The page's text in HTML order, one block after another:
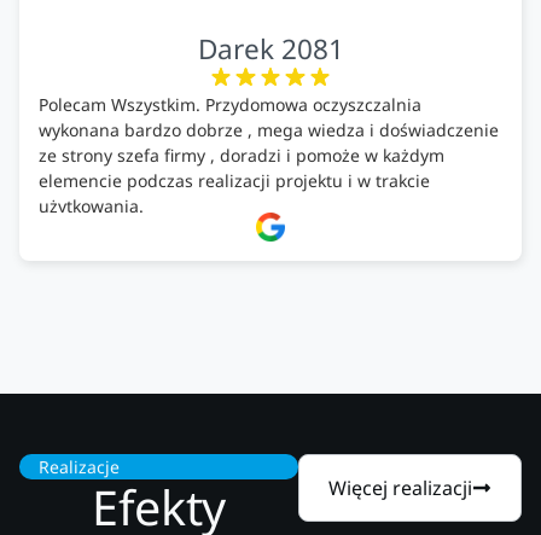
Darek 2081
Polecam Wszystkim. Przydomowa oczyszczalnia
wykonana bardzo dobrze , mega wiedza i doświadczenie
ze strony szefa firmy , doradzi i pomoże w każdym
elemencie podczas realizacji projektu i w trakcie
użytkowania.
Firma godna zaufania. Tak trzymać!
Realizacje
Efekty
Więcej realizacji